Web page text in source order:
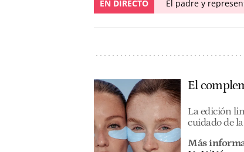
EN DIRECTO El padre y
El
La edición
cuidado de
Más